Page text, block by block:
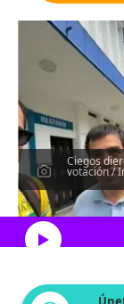
Ciegos
votación /